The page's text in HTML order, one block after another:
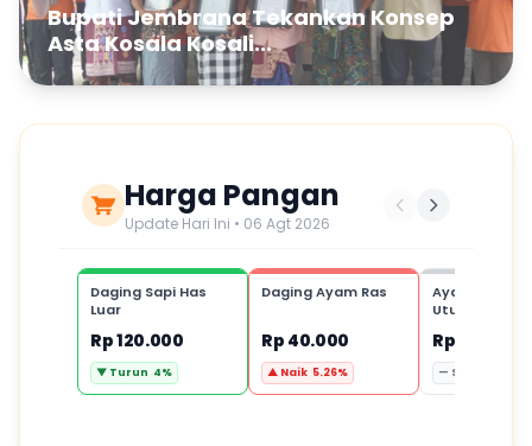
Bupati Jembrana Tekankan Konsep
Asta Kosala Kosali...
Harga Pangan
Update Hari Ini • 06 Agt 2026
Daging Sapi Has
Luar
Rp 120.000
▼ Turun 4%
Daging Ayam Ras
Rp 40.000
▲ Naik 5.26%
Ayam
Utuh,1 ekor
Rp 80.000
— Stabil 0%